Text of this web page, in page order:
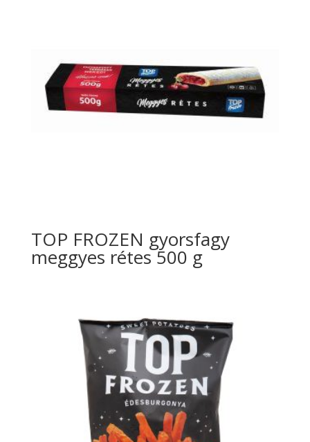
TOP FROZEN gyorsfagy
meggyes rétes 500 g